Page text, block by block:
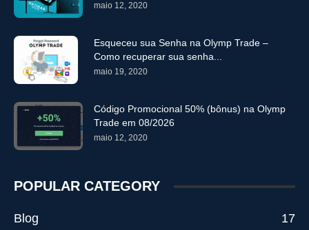
maio 12, 2020
Esqueceu sua Senha na Olymp Trade –
Como recuperar sua senha...
maio 19, 2020
Código Promocional 50% (bônus) na Olymp
Trade em 08/2026
maio 12, 2020
POPULAR CATEGORY
Blog
17